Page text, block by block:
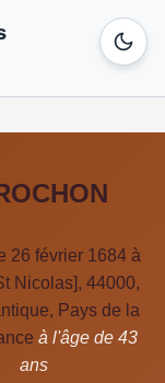
26 février 1684 à
Nicolas], 44000,
Pays de la
à l'âge de 43
ans